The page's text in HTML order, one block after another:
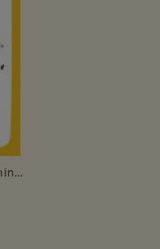
Typy dzieci w homeopatii Mohinder Singh Jus